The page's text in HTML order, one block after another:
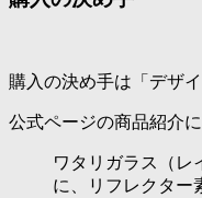
購入の決め手は「デザ
公式ページの商品紹介に
ワタリガラス（レ
に、リフレクター